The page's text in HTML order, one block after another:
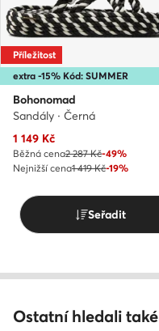
extra -15% Kód: SUMMER
Příležitost
Bohonomad
Sandály · Černá
Aktuální cena
1 149 Kč
Běžná cena2 287 Kč-49%
Nejnižší cena1 419 Kč-19%
Seřadit
Ostatní hledali také